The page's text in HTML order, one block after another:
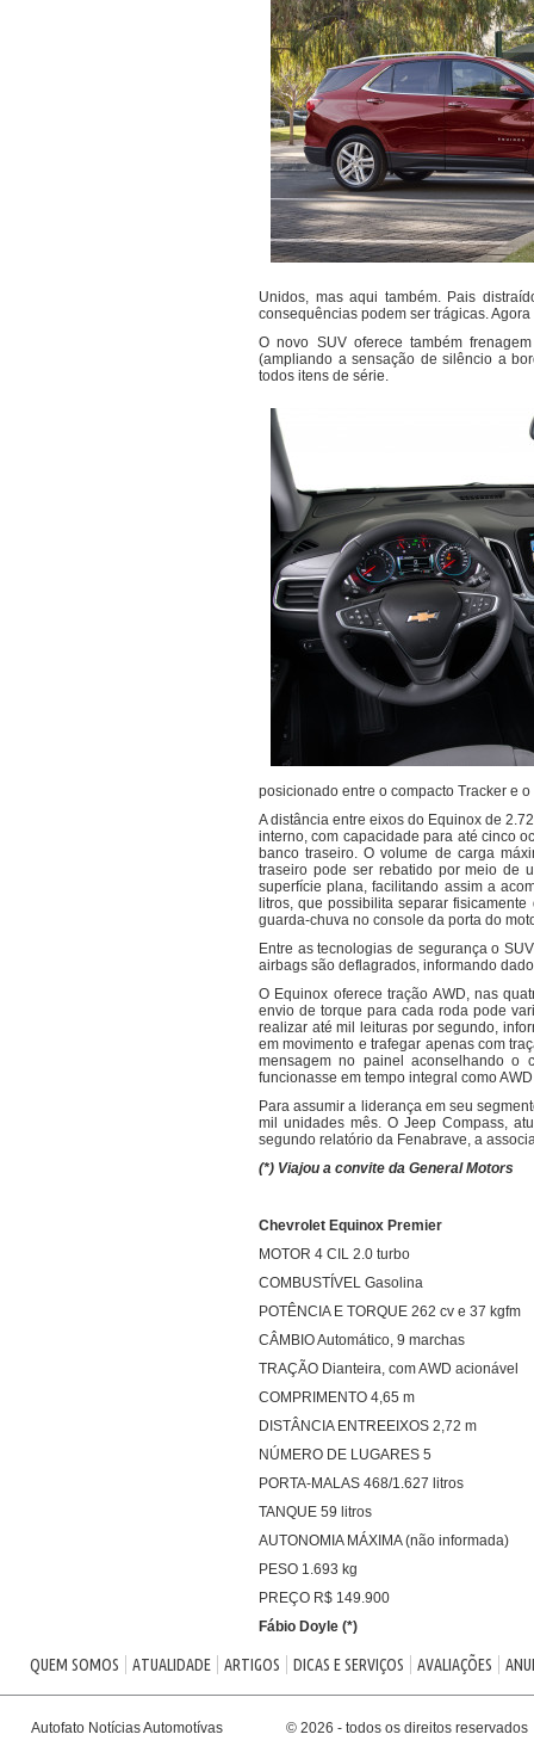
Unidos, mas aqui também. Pais
consequências podem ser trágicas.
O novo SUV oferece também
(ampliando a sensação de silêncio a
todos itens de série.
posicionado entre o compacto Tracker e
A distância entre eixos do Equinox de
interno, com capacidade para até cinco
banco traseiro. O volume de carga
traseiro pode ser rebatido por meio de
superfície plana, facilitando assim a
litros, que possibilita separar
guarda-chuva no console da porta do
Entre as tecnologias de segurança o
airbags são deflagrados, informando
O Equinox oferece tração AWD, nas
envio de torque para cada roda pode
realizar até mil leituras por segundo,
em movimento e trafegar apenas com
mensagem no painel aconselhando o
funcionasse em tempo integral como
Para assumir a liderança em seu
mil unidades mês. O Jeep Compass,
segundo relatório da Fenabrave, a
(*) Viajou a convite da General Motors
Chevrolet Equinox Premier
MOTOR 4 CIL 2.0 turbo
COMBUSTÍVEL Gasolina
POTÊNCIA E TORQUE 262 cv e 37 kgfm
CÂMBIO Automático, 9 marchas
TRAÇÃO Dianteira, com AWD acionável
COMPRIMENTO 4,65 m
DISTÂNCIA ENTREEIXOS 2,72 m
NÚMERO DE LUGARES 5
PORTA-MALAS 468/1.627 litros
TANQUE 59 litros
AUTONOMIA MÁXIMA (não informada)
PESO 1.693 kg
PREÇO R$ 149.900
Fábio Doyle (*)
QUEM SOMOS ATUALIDADE ARTIGOS DICAS E SERVIÇOS AVALIAÇÕES
Autofato Notícias Automotívas © 2026 - todos os direitos reservados